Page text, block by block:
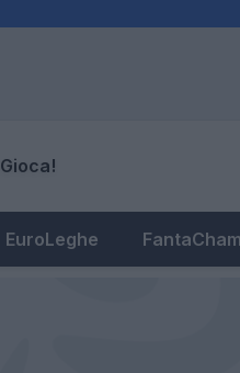
Gioca!
EuroLeghe